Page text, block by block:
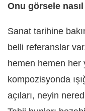
Onu görsele nasıl
Sanat tarihine
belli referanslar
hemen hemen her
kompozisyonda
açıları, neyin